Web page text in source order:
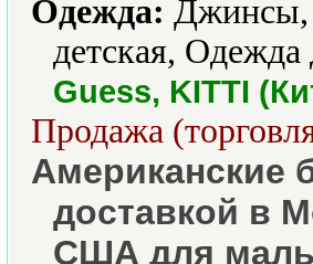
Одежда: Джинсы,
детская,
Guess, KITTI
Продажа
Американские
доставкой в
США для